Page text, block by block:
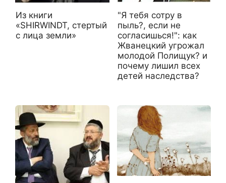
Из книги
«SHIRWINDT, стертый
с лица земли»
"Я тебя сотру в
пыль?, если не
согласишься!": как
Жванецкий угрожал
молодой Полищук? и
почему лишил всех
детей наследства?